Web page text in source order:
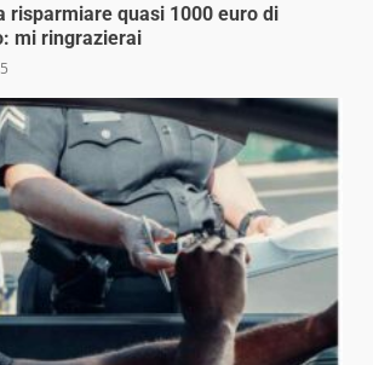
risparmiare quasi 1000 euro di
mi ringrazierai